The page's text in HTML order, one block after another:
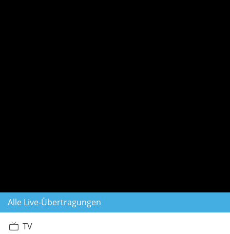
Alle Live-Übertragungen
TV